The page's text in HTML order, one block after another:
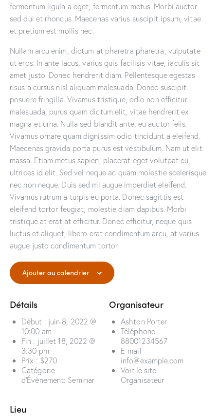
fermentum ligula a eget, fermentum metus. Morbi auctor
sed dui et rhoncus. Maecenas varius suscipit ipsum, vitae
et pretium est mollis nec.
Nullam arcu enim, dictum at pharetra pharetra, vulputate
ut eros. In ante lacus, varius quis facilisis vitae, iaculis sit
amet justo. Donec hendrerit diam. Pellentesque egestas
risus a cursus nisl aliquam malesuada. Donec suscipit
posuere fringilla. Vivamus tristique, odio non efficitur
malesuada, purus quam dictum elit, vitae hendrerit ex
magna et urna. Nulla sed blandit ante, eu auctor felis.
Vivamus ornare quam dignissim odio tincidunt a eleifend.
Maecenas gravida porta purus est vestibulum. Nam ut elit
massa. Etiam metus sapien, placerat eget volutpat eu,
ultrices id elit. Sed vel neque ac quam molestie scelerisque
nec non neque. Duis sed mi augue imperdiet eleifend.
Vivamus rutrum a turpis eu porta. Donec sagittis est
eleifend tortor feugiat, molestie diam dapibus. Morbi
tristique at erat at efficitur. Donec efficitur, neque quis
luctus et aliquet, libero erat condimentum arcu, at varius
augue justo condimentum tortor.
Ajouter au calendrier
Détails
Début : juin 8, 2022 @
10:00 am
Fin : juillet 18, 2022 @
3:30 pm
Prix : $270
Catégorie
d’Évènement: Seminar
Organisateur
Ashton Porter
Téléphone
88001234567
E-mail
info@example.com
Voir le site
Organisateur
Lieu